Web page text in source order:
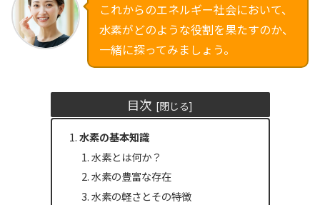
これからのエネルギー社会において、
水素がどのような役割を果たすのか、
一緒に探ってみましょう。
目次
水素の基本知識
水素とは何か？
水素の豊富な存在
水素の軽さとその特徴